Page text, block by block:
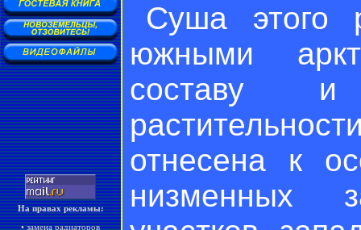
На правах рекламы:
•замена радиаторов
Суша этого
южными
составу и
отнесена к
низменных